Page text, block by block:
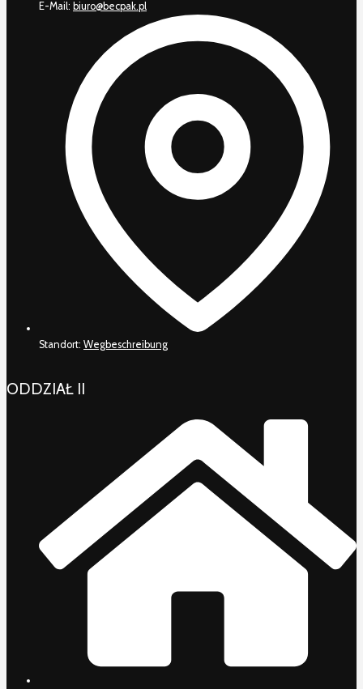
E-Mail: biuro@becpak.pl
Standort: Wegbeschreibung
ODDZIAŁ II